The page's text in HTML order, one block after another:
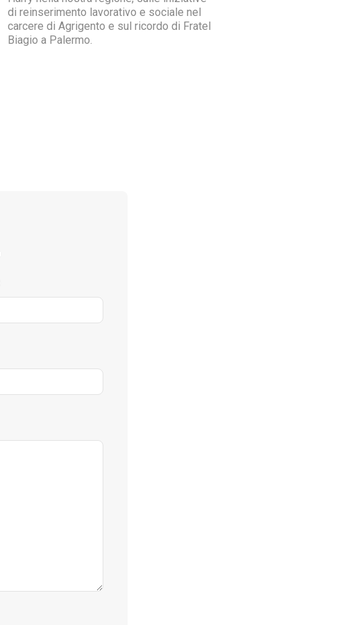
di reinserimento lavorativo e sociale nel
carcere di Agrigento e sul ricordo di Fratel
Biagio a Palermo.